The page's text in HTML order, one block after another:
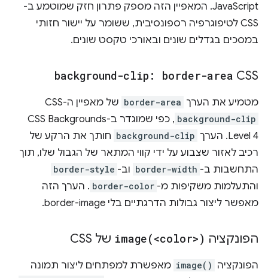
JavaScript. המאפיין הזה מספק פתרון חזק שמוטמע ב-
CSS לטיפוגרפיה רספונסיבית, ששומר על יישור חזותי
במסכים בגדלים שונים ובאורכי טקסט שונים.
CSS
background-clip: border-area
מטמיע את הערך border-area של מאפיין ה-CSS‏
background-clip
, כפי שמוגדר ב-CSS Backgrounds
Level 4. הערך
background-clip חותך את הרקע של
רכיב לאזור שצבוע על ידי קווי המתאר של הגבול שלו, תוך
התחשבות ב- border-width וב- border-style
והתעלמות משקיפות מ- border-color . הערך הזה
מאפשר ליצור גבולות הדרגתיים בלי border-image.
הפונקציה image(<color>) של CSS
הפונקציה image() מאפשרת למפתחים ליצור תמונה